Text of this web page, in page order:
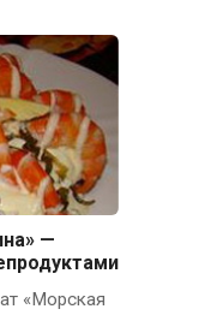
—
«Морская